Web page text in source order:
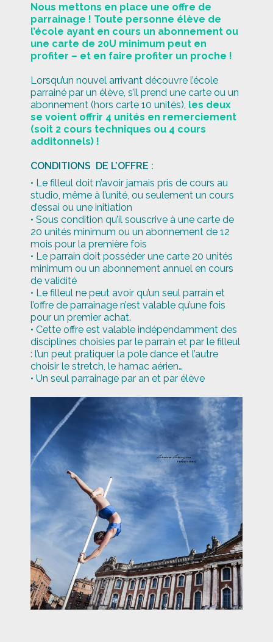
Nous mettons en place une offre de
parrainage ! Toute personne élève de
l’école ayant en cours un abonnement ou
une carte de 20U minimum peut en
profiter – et en faire profiter un proche !
Lorsqu’un nouvel arrivant découvre l’école
parrainé par un élève, s’il prend une carte ou un
abonnement (hors carte 10 unités), les deux
se voient offrir 4 unités en remerciement
(soit 2 cours techniques ou 4 cours
additonnels) !
CONDITIONS DE L’OFFRE :
• Le filleul doit n’avoir jamais pris de cours au
studio, même à l’unité, ou seulement un cours
d’essai ou une initiation
• Sous condition qu’il souscrive à une carte de
20 unités minimum ou un abonnement de 12
mois pour la première fois
• Le parrain doit posséder une carte 20 unités
minimum ou un abonnement annuel en cours
de validité
• Le filleul ne peut avoir qu’un seul parrain et
l’offre de parrainage n’est valable qu’une fois
pour un premier achat.
• Cette offre est valable indépendamment des
disciplines choisies par le parrain et par le filleul
: l’un peut pratiquer la pole dance et l’autre
choisir le stretch, le hamac aérien…
• Un seul parrainage par an et par élève